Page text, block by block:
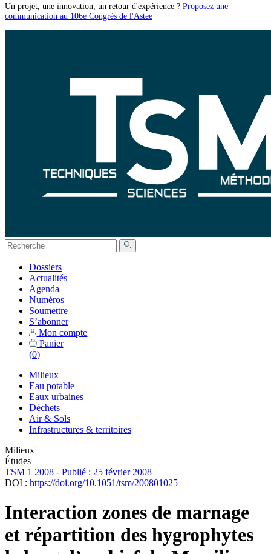
Un projet, une innovation, un retour d'expérience ? Proposez une
communication au 106e Congrès de l'Astee
Dossiers
Actualités
Agenda
Numéros
Soumettre
S’abonner
Mon compte
Panier
(0)
Milieux
Eau potable
Eaux urbaines
Déchets
Air & Sols
Infrastructures & territoires
Milieux
Études
TSM 1 2008 - Publié : 25 février 2008
DOI : https://doi.org/10.1051/tsm/200801025
Interaction zones de marnage
et répartition des hygrophytes